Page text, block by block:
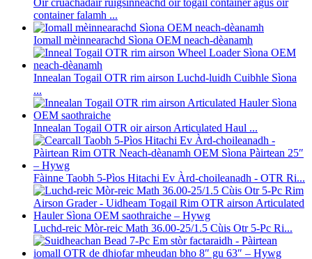
Oir cruachadair ruigsinneachd oir togail container agus oir
container falamh ...
Iomall mèinnearachd Sìona OEM neach-dèanamh
Innealan Togail OTR rim airson Luchd-luidh Cuibhle Sìona
...
Innealan Togail OTR oir airson Articulated Haul ...
Fàinne Taobh 5-Pìos Hitachi Ev Àrd-choileanadh - OTR Ri...
Luchd-reic Mòr-reic Math 36.00-25/1.5 Cùis Otr 5-Pc Ri...